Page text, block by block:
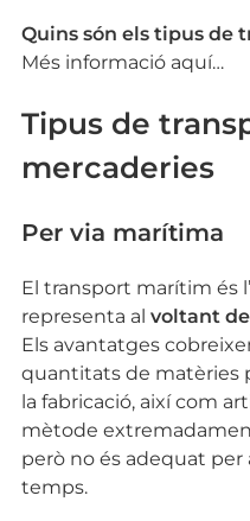
Quins són els tipus de
Més informació aquí…
Tipus de
mercaderies
Per via marítima
El transport marítim és
representa al voltant
Els avantatges
quantitats de matèries
la fabricació, així com
mètode
però no és adequat per
temps.